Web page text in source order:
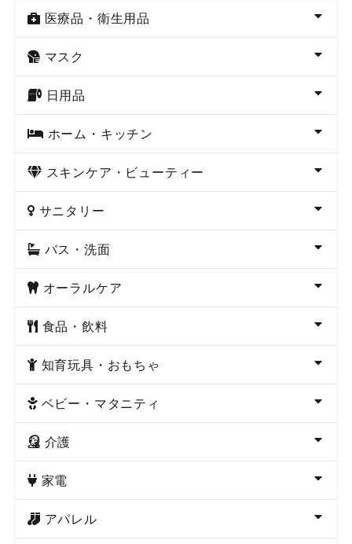
医療品・衛生用品
マスク
日用品
ホーム・キッチン
スキンケア・ビューティー
サニタリー
バス・洗面
オーラルケア
食品・飲料
知育玩具・おもちゃ
ベビー・マタニティ
介護
家電
アパレル